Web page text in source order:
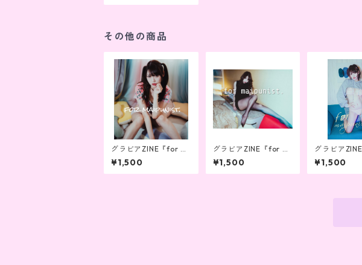
その他の商品
グラビアZINE『for m
aipunist vol.8』
¥1,500
グラビアZINE『for m
aipunist』 vol.3
¥1,500
グラビア
aipunist』
¥1,500